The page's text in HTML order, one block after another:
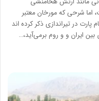
شرحی که مورخان معتبر
در تیراندازی ذکر کرده اند
ایران و و روم برمی‌آید،…